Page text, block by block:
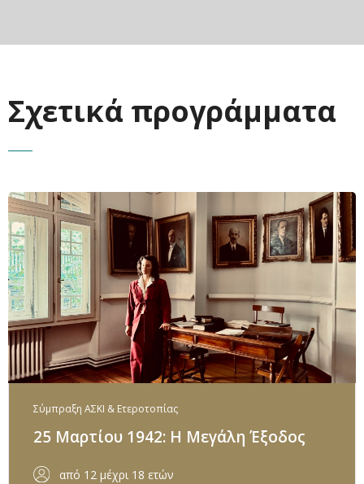
Σχετικά προγράμματα
Σύμπραξη ΑΣΚΙ & Ετεροτοπίας
25 Μαρτίου 1942: Η Μεγάλη Έξοδος
από 12 μέχρι 18 ετών